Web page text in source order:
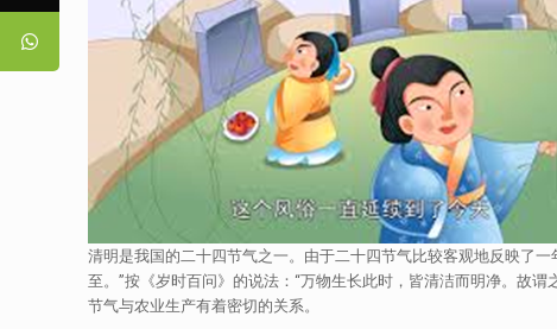
清明是我国的二十四节气之一。由于二十四节气比较客观地反映了
至。”按《岁时百问》的说法：“万物生长此时，皆清洁而明净。故
节气与农业生产有着密切的关系。